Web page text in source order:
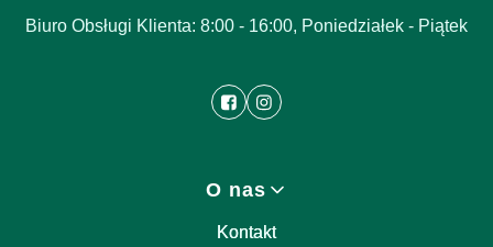
Biuro Obsługi Klienta: 8:00 - 16:00, Poniedziałek - Piątek
O nas
Kontakt